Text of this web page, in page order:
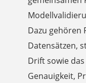
Dazu gehören
Datensätzen,
Drift sowie
Genauigkeit,